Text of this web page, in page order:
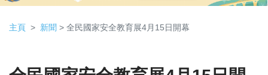
主頁 新聞 > 全民國家安全教育展4月15日開幕